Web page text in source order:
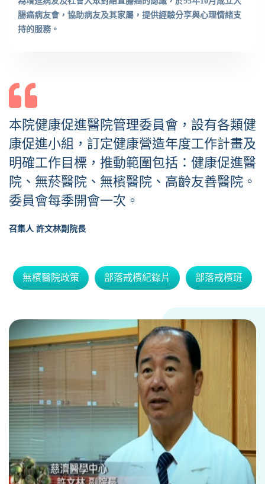
腸腸久久病友會
為增進病友及社會大眾對結直腸癌的認識，於95年10月成立大
腸癌病友會，協助病友及其家屬，提供經驗分享與心理情緒支
本院健康促進醫院管理委員會，設有各類健
康促進小組，訂定健康營造年度工作計畫及
明確工作目標，推動範圍包括：健康促進醫
院、無菸醫院、無檳醫院、高齡友善醫院。
委員會每季開會一次。
召集人 許文林副院長
無檳醫院政策 部落戒檳紀錄片